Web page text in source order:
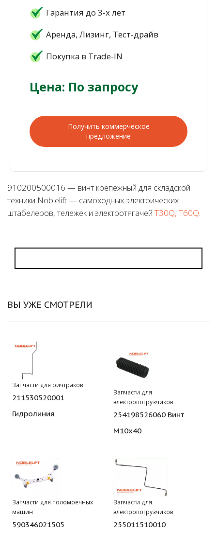
Гарантия до 3-х лет
Аренда, Лизинг, Тест-драйв
Покупка в Trade-IN
Цена: По запросу
Получить коммерческое
предложение
910200500016 — винт крепежный для складской
техники Noblelift — самоходных электрических
штабелеров, тележек и электротягачей T30Q, T60Q.
ВЫ УЖЕ СМОТРЕЛИ
Запчасти для ричтраков
211530520001
Гидролиния
Запчасти для
электропогрузчиков
254198526060 Винт
M10х40
Запчасти для поломоечных
машин
590346021505
Запчасти для
электропогрузчиков
255011510010